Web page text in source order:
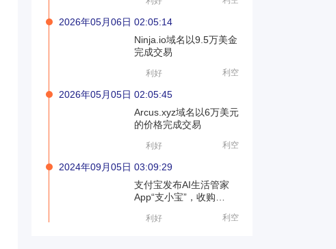
2026年05月06日 02:05:14
Ninja.io域名以9.5万美金
完成交易
利好 利空
2026年05月05日 02:05:45
Arcus.xyz域名以6万美元
的价格完成交易
利好 利空
2024年09月05日 03:09:29
支付宝发布AI生活管家
App“支小宝”，收购
域名利好 利空